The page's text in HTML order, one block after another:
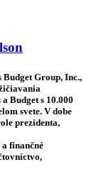
Group, Inc.,
Budget s 10.000
svete. V dobe
prezidenta,
finančné